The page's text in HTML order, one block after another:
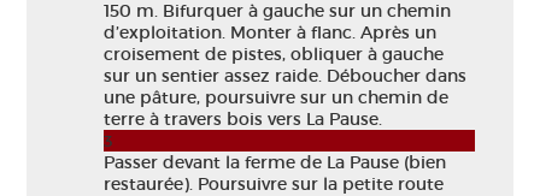
150 m. Bifurquer à gauche sur un chemin
d’exploitation. Monter à flanc. Après un
croisement de pistes, obliquer à gauche
sur un sentier assez raide. Déboucher dans
une pâture, poursuivre sur un chemin de
terre à travers bois vers La Pause.
3
Passer devant la ferme de La Pause (bien
restaurée). Poursuivre sur la petite route